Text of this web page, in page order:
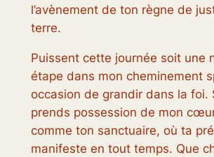
l’avènement de ton règne de
terre.
Puissent cette journée soit une
étape dans mon cheminement
occasion de grandir dans la foi.
prends possession de mon
comme ton sanctuaire, où ta
manifeste en tout temps. Que